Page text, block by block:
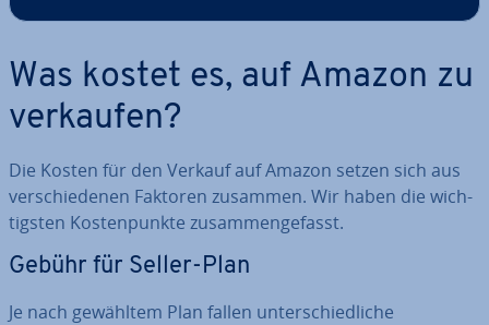
Was kostet es, auf Amazon zu
verkaufen?
Die Kosten für den Verkauf auf Amazon setzen sich aus
ver­schie­de­nen Faktoren zusammen. Wir haben die wich­
tigs­ten Kos­ten­punk­te zu­sam­men­ge­fasst.
Gebühr für Seller-Plan
Je nach gewähltem Plan fallen un­ter­schied­li­che